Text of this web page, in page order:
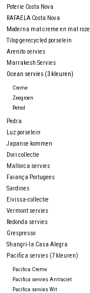
Cadeaubonnen
Poterie Costa Nova
RAFAELA Costa Nova
Moderna mat creme en mat roze
Tilop gerecycled porselein
Arenito servies
Marrakesh Servies
Ocean servies (3 kleuren)
Creme
Zeegroen
Petrol
Pedra
Luz porselein
Japanse kommen
Dori collectie
Mallorca servies
Faiança Portugees
Sardines
Eivissa-collectie
Vermont servies
Redonda servies
Grespresso
Shangri-la Casa Alegra
Pacifica servies (7 kleuren)
Pacifica Creme
Pacifica servies Antraciet
Pacifica servies Wit